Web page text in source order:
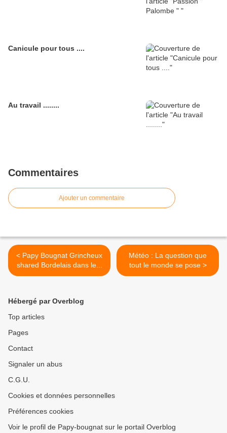
Canicule pour tous ....
Au travail ........
Commentaires
Ajouter un commentaire
< Papy Bougnat Grincheux
shared Bordelais dans le...
Météo : La question que
tout le monde se pose >
Hébergé par Overblog
Top articles
Pages
Contact
Signaler un abus
C.G.U.
Cookies et données personnelles
Préférences cookies
Voir le profil de Papy-bougnat sur le portail Overblog